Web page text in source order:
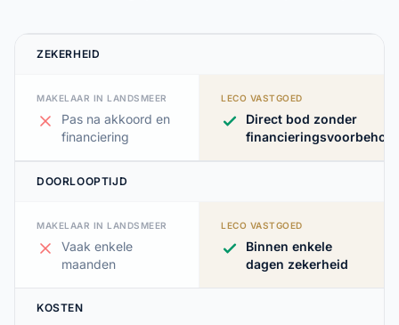
ZEKERHEID
MAKELAAR IN LANDSMEER
Pas na akkoord en
financiering
LECO VASTGOED
Direct bod zonder
DOORLOOPTIJD
MAKELAAR IN LANDSMEER
Vaak enkele
maanden
LECO VASTGOED
Binnen enkele
dagen zekerheid
KOSTEN